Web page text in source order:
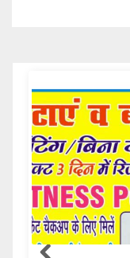
Samachar Express